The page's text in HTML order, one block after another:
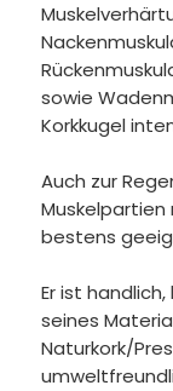
sowie
Korkkugel
Auch zur
Muskelpartien
bestens
Er ist
seines
Naturkork/